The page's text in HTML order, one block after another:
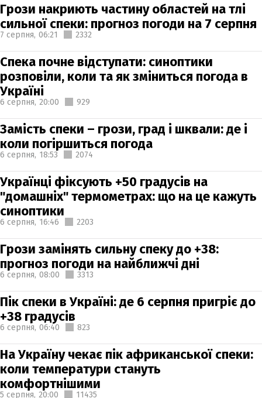
Грози накриють частину областей на тлі
сильної спеки: прогноз погоди на 7 серпня
7 серпня, 06:21 2332
Спека почне відступати: синоптики
розповіли, коли та як зміниться погода в
Україні
6 серпня, 20:00 929
Замість спеки – грози, град і шквали: де і
коли погіршиться погода
6 серпня, 18:53 2074
Українці фіксують +50 градусів на
"домашніх" термометрах: що на це кажуть
синоптики
6 серпня, 16:46 2203
Грози замінять сильну спеку до +38:
прогноз погоди на найближчі дні
6 серпня, 08:00 3313
Пік спеки в Україні: де 6 серпня пригріє до
+38 градусів
6 серпня, 06:40 823
На Україну чекає пік африканської спеки:
коли температури стануть
комфортнішими
5 серпня, 20:00 11435